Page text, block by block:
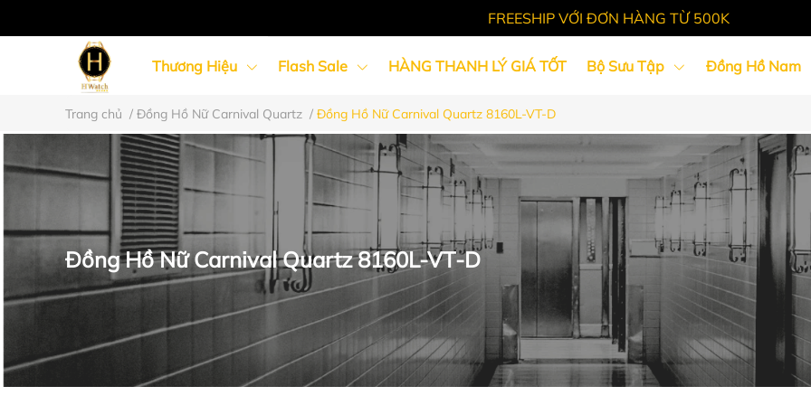
FREESHIP VỚI ĐƠN HÀNG TỪ 500K
Thương Hiệu Flash Sale HÀNG THANH LÝ GIÁ TỐT Bộ Sưu Tập Đồng Hồ Nam
Đồng Hồ Nữ Đồng Hồ Cặp Đôi Tin Tức
Trang chủ / Đồng Hồ Nữ Carnival Quartz / Đồng Hồ Nữ Carnival Quartz 8160L-VT-D
Đồng Hồ Nữ Carnival Quartz 8160L-VT-D